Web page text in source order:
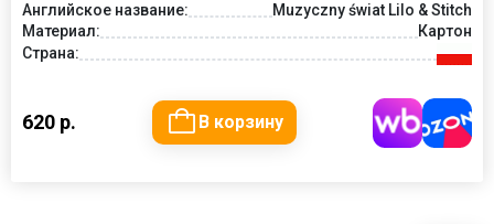
Английское название:
Muzyczny świat Lilo & Stitch
Материал:
Картон
Страна:
620 р. В корзину